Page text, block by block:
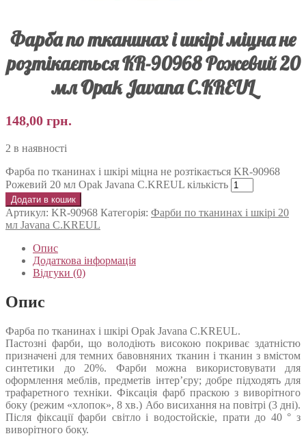
Фарба по тканинах і шкірі міцна не
розтікається KR-90968 Рожевий 20
мл Opak Javana C.KREUL
148,00 грн.
2 в наявності
Фарба по тканинах і шкірі міцна не розтікається KR-90968
Рожевий 20 мл Opak Javana C.KREUL кількість
Додати в кошик
Артикул: KR-90968 Категорія: Фарби по тканинах і шкірі 20
мл Javana C.KREUL
Опис
Додаткова інформація
Відгуки (0)
Опис
Фарба по тканинах і шкірі Opak Javana C.KREUL.
Пастозні фарби, що володіють високою покриває здатністю
призначені для темних бавовняних тканин і тканин з вмістом
синтетики до 20%. Фарби можна використовувати для
оформлення меблів, предметів інтер’єру; добре підходять для
трафаретного техніки. Фіксація фарб праскою з виворітного
боку (режим «хлопок», 8 хв.) Або висихання на повітрі (3 дні).
Після фіксації фарби світло і водостойскіе, прати до 40 ° з
виворітного боку.